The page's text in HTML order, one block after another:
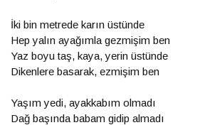
İki bin metrede karın üstünde
Hep yalın ayağımla gezmişim ben
Yaz boyu taş, kaya, yerin üstünde
Dikenlere basarak, ezmişim ben
Yaşım yedi, ayakkabım olmadı
Dağ başında babam gidip almadı